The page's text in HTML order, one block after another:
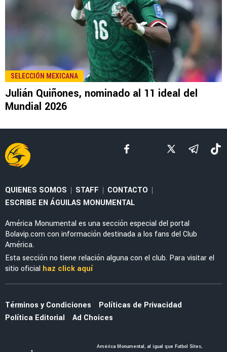
LEE TAMBIÉN
NOTICIAS
La nueva marca en la piel de Julián Quiñones
que causó furor en redes sociales